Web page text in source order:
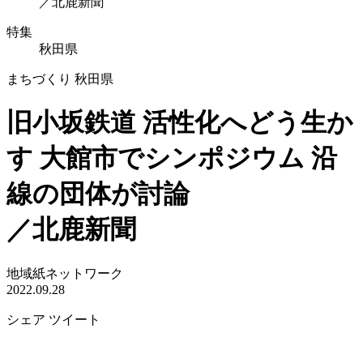
特集
秋田県
まちづくり 秋田県
旧小坂鉄道 活性化へどう生か
す 大館市でシンポジウム 沿
線の団体が討論
／北鹿新聞
地域紙ネットワーク
2022.09.28
シェア ツイート